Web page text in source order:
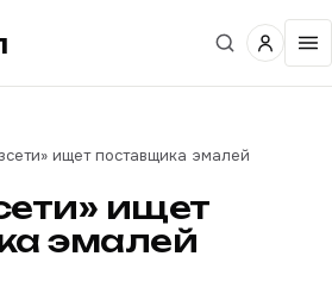
ищет поставщика эмалей
ищет
эмалей